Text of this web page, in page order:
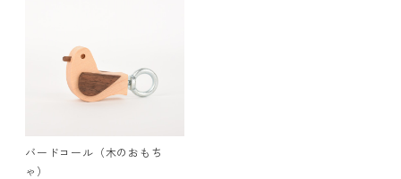
バードコール（木のおもち
ゃ）